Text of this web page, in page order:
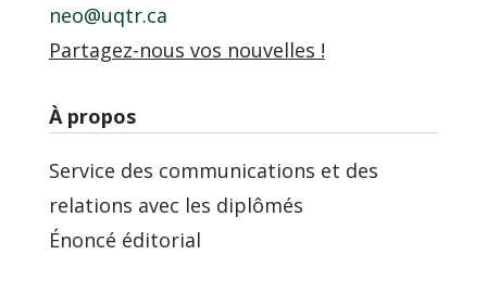
neo@uqtr.ca
Partagez-nous vos nouvelles !
À propos
Service des communications et des
relations avec les diplômés
Énoncé éditorial